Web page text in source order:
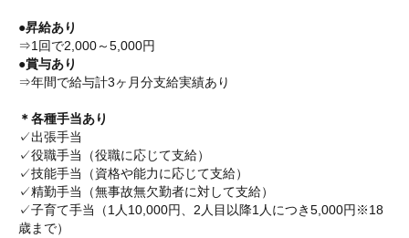
●昇給あり
⇒1回で2,000～5,000円
●賞与あり
⇒年間で給与計3ヶ月分支給実績あり
＊各種手当あり
✓出張手当
✓役職手当（役職に応じて支給）
✓技能手当（資格や能力に応じて支給）
✓精勤手当（無事故無欠勤者に対して支給）
✓子育て手当（1人10,000円、2人目以降1人につき5,000円※18
歳まで）